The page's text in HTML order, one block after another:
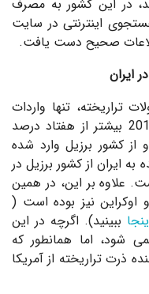
در این کشور به مصرف
اینترنتی در سایت
صحیح دست یافت.
ایران
تراریخته، تنها واردات
این محصولات بوده است. در سال 2017 بیشتر از هفتاد درصد
از کشور برزیل وارد شده
به ایران از کشور برزیل در
دلار است. علاوه بر این، در همین
اوکراین نیز بوده است (
ببینید). اگرچه در این
شود، اما همانطور که
ذرت تراریخته از آمریکا